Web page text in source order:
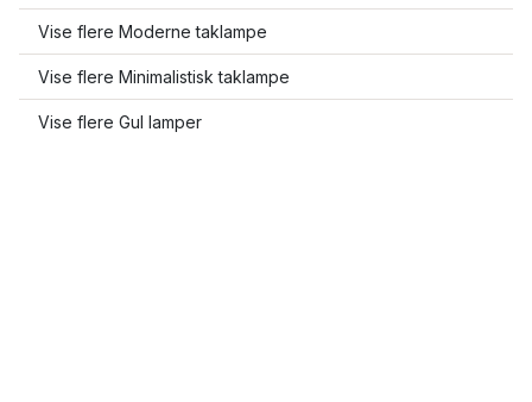
Vise flere Moderne taklampe
Vise flere Minimalistisk taklampe
Vise flere Gul lamper